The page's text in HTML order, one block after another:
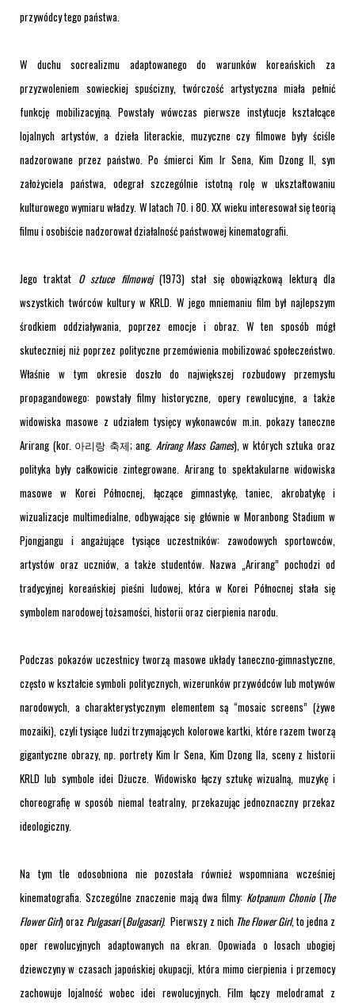
przywódcy tego państwa.
W duchu socrealizmu adaptowanego do warunków koreańskich za
przyzwoleniem sowieckiej spuścizny, twórczość artystyczna miała pełnić
funkcję mobilizacyjną. Powstały wówczas pierwsze instytucje kształcące
lojalnych artystów, a dzieła literackie, muzyczne czy filmowe były ściśle
nadzorowane przez państwo. Po śmierci Kim Ir Sena, Kim Dzong Il, syn
założyciela państwa, odegrał szczególnie istotną rolę w ukształtowaniu
kulturowego wymiaru władzy. W latach 70. i 80. XX wieku interesował się teorią
filmu i osobiście nadzorował działalność państwowej kinematografii.
Jego traktat O sztuce filmowej(1973) stał się obowiązkową lekturą dla
wszystkich twórców kultury w KRLD. W jego mniemaniu film był najlepszym
środkiem oddziaływania, poprzez emocje i obraz. W ten sposób mógł
skuteczniej niż poprzez polityczne przemówienia mobilizować społeczeństwo.
Właśnie w tym okresie doszło do największej rozbudowy przemysłu
propagandowego: powstały filmy historyczne, opery rewolucyjne, a także
widowiska masowe z udziałem tysięcy wykonawców m.in. pokazy taneczne
Arirang (kor. 아리랑 축제; ang. Arirang Mass Games), w których sztuka oraz
polityka były całkowicie zintegrowane. Arirang to spektakularne widowiska
masowe w Korei Północnej, łączące gimnastykę, taniec, akrobatykę i
wizualizacje multimedialne, odbywające się głównie w Moranbong Stadium w
Pjongjangu i angażujące tysiące uczestników: zawodowych sportowców,
artystów oraz uczniów, a także studentów. Nazwa „Arirang” pochodzi od
tradycyjnej koreańskiej pieśni ludowej, która w Korei Północnej stała się
symbolem narodowej tożsamości, historii oraz cierpienia narodu.
Podczas pokazów uczestnicy tworzą masowe układy taneczno-gimnastyczne,
często w kształcie symboli politycznych, wizerunków przywódców lub motywów
narodowych, a charakterystycznym elementem są “mosaic screens” (żywe
mozaiki), czyli tysiące ludzi trzymających kolorowe kartki, które razem tworzą
gigantyczne obrazy, np. portrety Kim Ir Sena, Kim Dzong Ila, sceny z historii
KRLD lub symbole idei Dżucze. Widowisko łączy sztukę wizualną, muzykę i
choreografię w sposób niemal teatralny, przekazując jednoznaczny przekaz
ideologiczny.
Na tym tle odosobniona nie pozostała również wspomniana wcześniej
kinematografia. Szczególne znaczenie mają dwa filmy: Kotpanum Chonio(The
Flower Girl) oraz Pulgasari(Bulgasari). Pierwszy z nich The Flower Girl, to jedna z
oper rewolucyjnych adaptowanych na ekran. Opowiada o losach ubogiej
dziewczyny w czasach japońskiej okupacji, która mimo cierpienia i przemocy
zachowuje lojalność wobec idei rewolucyjnych. Film łączy melodramat z